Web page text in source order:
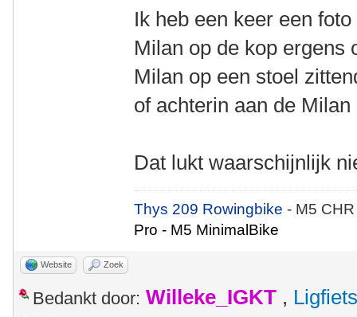
Ik heb een keer een
Milan op de kop ergens
Milan op een stoel
of achterin aan de
Dat lukt waarschijnlijk
Thys 209 Rowingbike- M5
Pro - M5 MinimalBike
Website Zoek
Bedankt door: Willeke_IGKT ,